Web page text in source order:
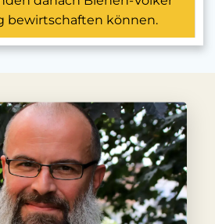
bewirtschaften können.